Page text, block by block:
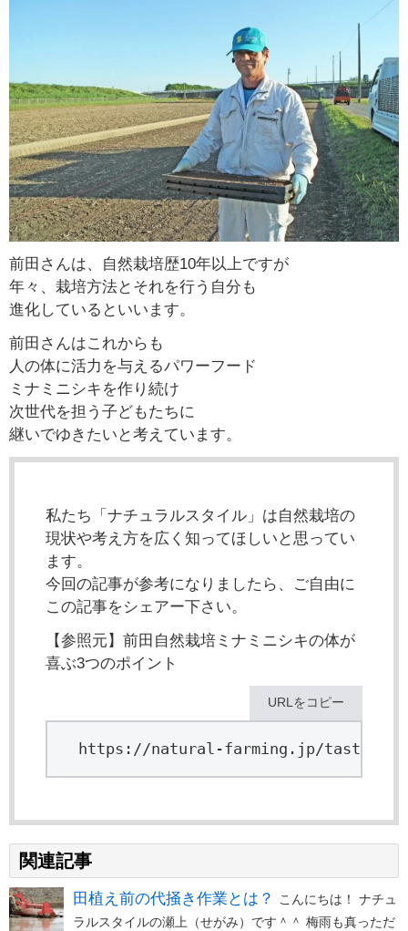
前田さんは、自然栽培歴10年以上ですが
年々、栽培方法とそれを行う自分も
進化しているといいます。
前田さんはこれからも
人の体に活力を与えるパワーフード
ミナミニシキを作り続け
次世代を担う子どもたちに
継いでゆきたいと考えています。
私たち「ナチュラルスタイル」は自然栽培の
現状や考え方を広く知ってほしいと思ってい
ます。
今回の記事が参考になりましたら、ご自由に
この記事をシェアー下さい。
【参照元】前田自然栽培ミナミニシキの体が
喜ぶ3つのポイント
URLをコピー
https://natural-farming.jp/taste/
関連記事
田植え前の代掻き作業とは？
こんにちは！ ナチュ
ラルスタイルの瀬上（せがみ）です＾＾ 梅雨も真っただ